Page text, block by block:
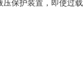
保护装置，即使过载